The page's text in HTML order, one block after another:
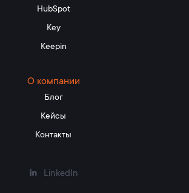
HubSpot
Key
Keepin
О компании
Блог
Кейсы
Контакты
LinkedIn